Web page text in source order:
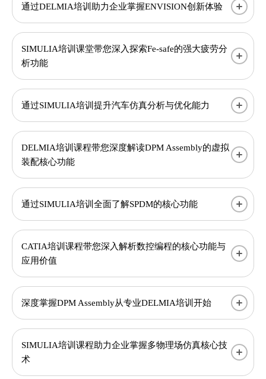
通过DELMIA培训助力企业掌握ENVISION创新体验
SIMULIA培训课堂带您深入探索Fe-safe的强大疲劳分
析功能
通过SIMULIA培训提升汽车仿真分析与优化能力
DELMIA培训课程带您深度解读DPM Assembly的虚拟
装配核心功能
通过SIMULIA培训全面了解SPDM的核心功能
CATIA培训课程带您深入解析数控编程的核心功能与
应用价值
深度掌握DPM Assembly从专业DELMIA培训开始
SIMULIA培训课程助力企业掌握多物理场仿真核心技
术